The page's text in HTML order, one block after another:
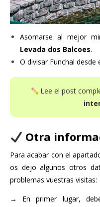
Asomarse al mejor
Levada dos Balcoes.
O divisar Funchal desde
Lee el post
Otra
Para acabar con el
os dejo algunos otros
problemas vuestras visitas:
→
En primer lugar,